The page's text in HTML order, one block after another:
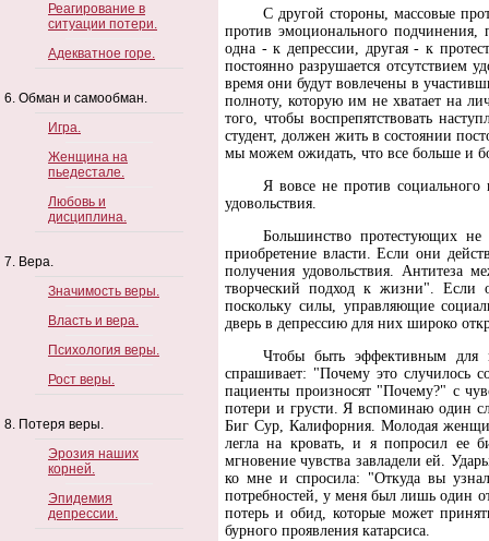
Реагирование в
ситуации потери.
Адекватное горе.
6. Обман и самообман.
Игра.
Женщина на
пьедестале.
Любовь и
дисциплина.
7. Вера.
Значимость веры.
Власть и вера.
Психология веры.
Рост веры.
8. Потеря веры.
Эрозия наших
корней.
Эпидемия
депрессии.
С другой стороны, массовые
против эмоционального
одна - к депрессии, другая - к
постоянно разрушается отсутствием
время они будут вовлечены в
полноту, которую им не хватает на
того, чтобы воспрепятствовать
студент, должен жить в состоянии
мы можем ожидать, что все больше и
Я вовсе не против социального
удовольствия.
Большинство протестующих не
приобретение власти. Если они
получения удовольствия. Антитеза
творческий подход к жизни". Если
поскольку силы, управляющие
дверь в депрессию для них широко
Чтобы быть эффективным для
спрашивает: "Почему это случилось
пациенты произносят "Почему?" с
потери и грусти. Я вспоминаю один
Биг Сур, Калифорния. Молодая
легла на кровать, и я попросил ее
мгновение чувства завладели ей.
ко мне и спросила: "Откуда вы
потребностей, у меня был лишь один
потерь и обид, которые может
бурного проявления катарсиса.